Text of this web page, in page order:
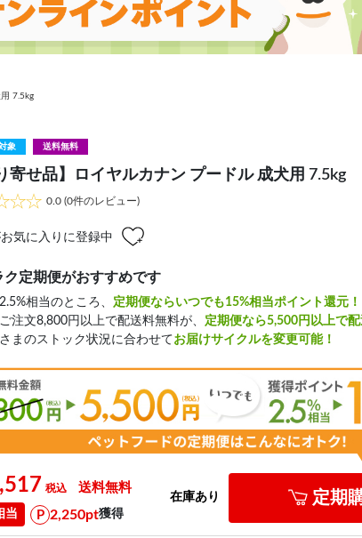
7.5kg
象 送料無料
寄せ品】ロイヤルカナン プードル 成犬用 7.5kg
0.0 (0件のレビュー)
気に入りに登録中
ク定期便がおすすめです
相当のところ、 定期便ならいつでも15%相当ポイント還元！
ご注文8,800円以上で配送料無料が、 定期便なら5,500円以上で配
さまのストック状況に合わせてお届けサイクルを変更可能！
送料無料
当 2,250pt獲得
在庫あり 定期